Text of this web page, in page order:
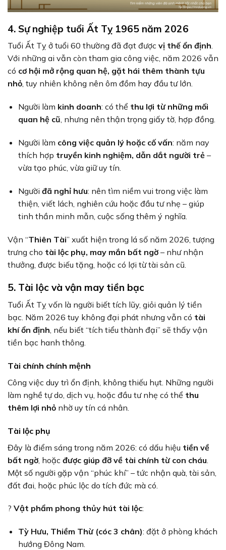
4. Sự nghiệp tuổi Ất Tỵ 1965 năm 2026
Tuổi Ất Tỵ ở tuổi 60 thường đã đạt được vị thế ổn định.
Với những ai vẫn còn tham gia công việc, năm 2026 vẫn
có cơ hội mở rộng quan hệ, gặt hái thêm thành tựu
nhỏ, tuy nhiên không nên ôm đồm hay đầu tư lớn.
Người làm kinh doanh: có thể thu lợi từ những mối
quan hệ cũ, nhưng nên thận trọng giấy tờ, hợp đồng.
Người làm công việc quản lý hoặc cố vấn: năm nay
thích hợp truyền kinh nghiệm, dẫn dắt người trẻ–
vừa tạo phúc, vừa giữ uy tín.
Người đã nghỉ hưu: nên tìm niềm vui trong việc làm
thiện, viết lách, nghiên cứu hoặc đầu tư nhẹ – giúp
tinh thần minh mẫn, cuộc sống thêm ý nghĩa.
Vận “Thiên Tài” xuất hiện trong lá số năm 2026, tượng
trưng cho tài lộc phụ, may mắn bất ngờ – như nhận
thưởng, được biếu tặng, hoặc có lợi từ tài sản cũ.
5. Tài lộc và vận may tiền bạc
Tuổi Ất Tỵ vốn là người biết tích lũy, giỏi quản lý tiền
bạc. Năm 2026 tuy không đại phát nhưng vẫn có tài
khí ổn định, nếu biết “tích tiểu thành đại” sẽ thấy vận
tiền bạc hanh thông.
Tài chính chính mệnh
Công việc duy trì ổn định, không thiếu hụt. Những người
làm nghề tự do, dịch vụ, hoặc đầu tư nhẹ có thể thu
thêm lợi nhỏ nhờ uy tín cá nhân.
Tài lộc phụ
Đây là điểm sáng trong năm 2026: có dấu hiệu tiền về
bất ngờ , hoặc được giúp đỡ về tài chính từ con cháu
Một số người gặp vận “phúc khí” – tức nhận quà, tài sản,
đất đai, hoặc phúc lộc do tích đức mà có.
? Vật phẩm phong thủy hút tài lộc:
Tỳ Hưu, Thiềm Thừ (cóc 3 chân): đặt ở phòng khách
hướng Đông Nam.